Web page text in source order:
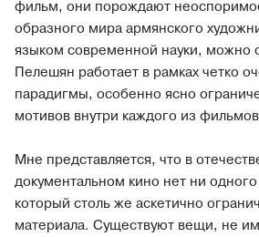
фильм, они порождают
образного мира армянского
языком современной науки, можно
Пелешян работает в рамках четко
парадигмы, особенно ясно
мотивов внутри каждого из
Мне представляется, что в
документальном кино нет ни
который столь же аскетично
материала. Существуют вещи, не